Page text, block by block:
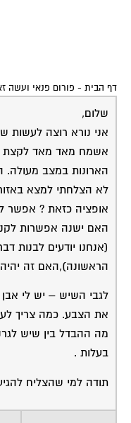
שלום,
אני נורא רוצה לעשות
אשמח מאד מאד לקצת
הארונות במצב מעולה.
לא הצלחתי למצא
אופציה כזאת ? אפשר
האם ישנה אפשרות
(אנחנו יודעים לבנות
הראשונה),האם זה
את הצבע. כמה צריך
מה ההבדל בין שיש
בעלות .
19-01-2007